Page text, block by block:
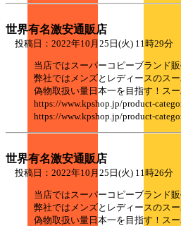
世界有名激安通販店
投稿日：2022年10月25日(火) 11時29分
当店ではスーパーコピーブランド
弊社ではメンズとレディースのス
偽物取扱い量日本一を目指す！ス
https://www.kpshop.jp/product-
https://www.kpshop.jp/product-
世界有名激安通販店
投稿日：2022年10月25日(火) 11時26分
当店ではスーパーコピーブランド
弊社ではメンズとレディースのス
偽物取扱い量日本一を目指す！ス